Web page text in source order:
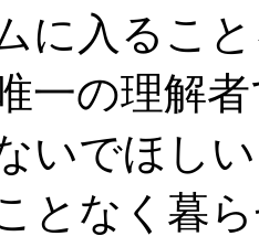
に入るこ
一の理解
いでほし
となく暮